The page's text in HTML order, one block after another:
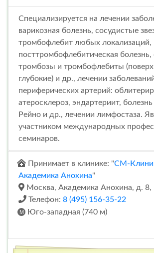
Специализируется на лечении
варикозная болезнь, сосудистые
тромбофлебит любых локализаций,
посттромбофлебитическая
тромбозы и тромбофлебиты
глубокие) и др., лечении
периферических артерий:
атеросклероз, эндартериит,
Рейно и др., лечении лимфостаза.
участником международных
семинаров.
Принимает в клинике: "СМ-
Академика Анохина"
Москва, Академика Анохина, д. 8,
Телефон: 8 (495) 156-35-22
Юго-западная (740 м)